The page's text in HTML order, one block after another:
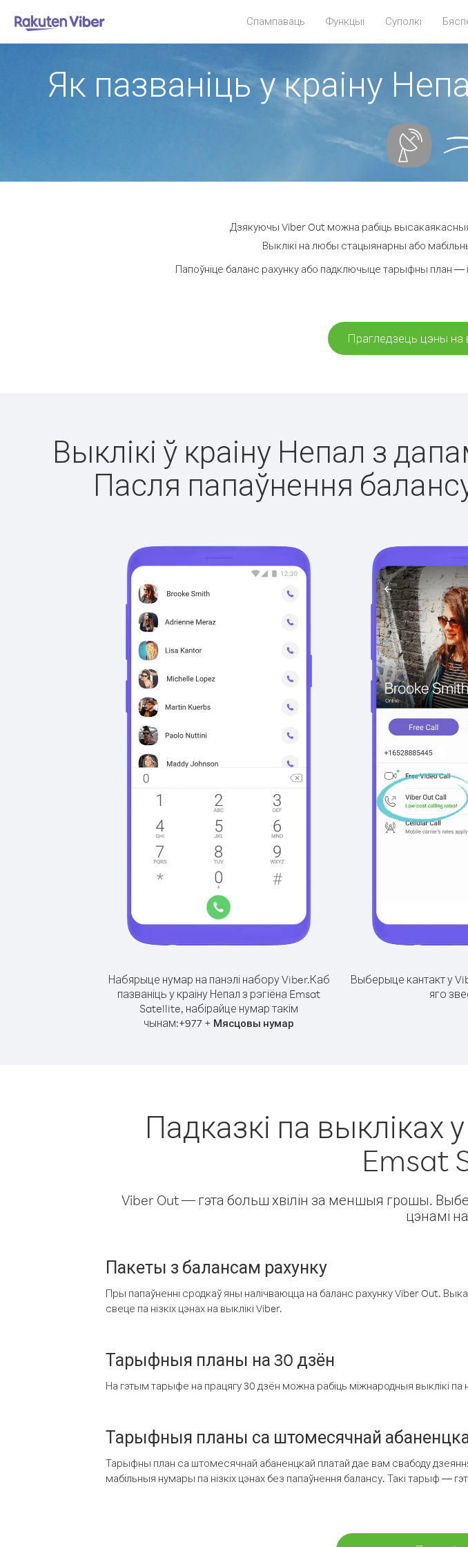
Спампаваць Функцыі Суполкі
Як пазваніць у краіну
Дзякуючы Viber Out можна рабіць высакаякасныя
Выклікі на любы стацыянарны або
Папоўніце баланс рахунку або падключыце тарыфны план —
Прагледзець цэны на
Выклікі ў краіну Непал з
Пасля папаўнення
Набярыце нумар на панэлі набору Viber.Каб
пазваніць у краіну Непал з рэгіёна Emsat
Satellite, набірайце нумар такім
чынам:+977 + Мясцовы нумар
Выберыце кантакт у
яго
Падказкі па выкліках
Emsat
Viber Out — гэта больш хвілін за меншыя грошы.
цэнамі
Пакеты з балансам рахунку
Пры папаўненні сродкаў яны налічваюцца на баланс рахунку Viber Out.
свеце па нізкіх цэнах на выклікі Viber.
Тарыфныя планы на 30 дзён
На гэтым тарыфе на працягу 30 дзён можна рабіць міжнародныя выклікі па
Тарыфныя планы са штомесячнай
Тарыфны план са штомесячнай абаненцкай платай дае вам свабоду
мабільныя нумары па нізкіх цэнах без папаўнення балансу. Такі тарыф —